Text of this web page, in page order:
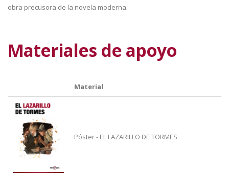
obra precusora de la novela moderna.
Materiales de apoyo
Material
Póster - EL LAZARILLO DE TORMES